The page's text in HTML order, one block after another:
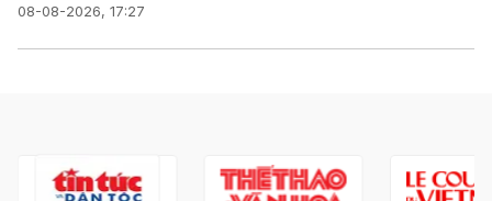
08-08-2026, 17:27